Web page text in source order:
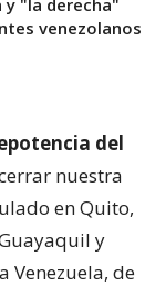
venezolanos
del
nuestra
en Quito,
y
Venezuela, de